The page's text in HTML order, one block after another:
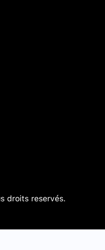
droits reservés.